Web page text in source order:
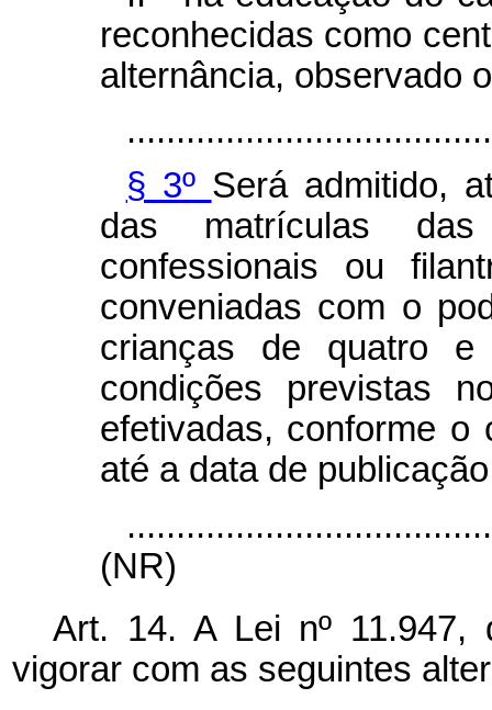
reconhecidas como
alternância, observado
§ 3º Será admitido,
das matrículas das
confessionais ou
conveniadas com o
crianças de quatro e
condições
efetivadas, conforme o
até a data de
(NR)
Art. 14. A Lei nº
vigorar com as seguintes